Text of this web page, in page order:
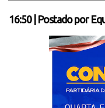
16:50| Postado por